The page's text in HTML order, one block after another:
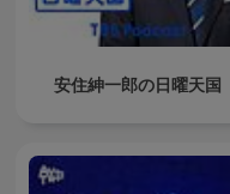
安住紳一郎の日曜天国